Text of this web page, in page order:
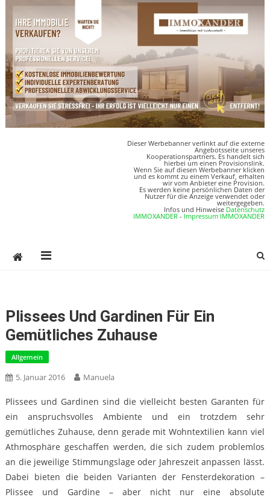
Dieser Werbebanner verlinkt auf die externe
Angebotsseite unseres
Kooperationspartners. Es handelt sich
hierbei um einen Provisionslink.
Wenn Sie auf diesen Werbebanner klicken
und es kommt zu einem Verkauf, erhalten
wir vom Anbieter eine Provision.
Es werden keine persönlichen Daten der
Nutzer für die Anzeige verwendet oder
weitergegeben.
Infos und Hinweise Datenschutz
IMMOXANDER - Impressum IMMOXANDER
Plissees Und Gardinen Für Ein
Gemütliches Zuhause
Allgemein
5. Januar 2016 Manuela
Plissees und Gardinen sind die vielleicht besten Garanten für
ein anspruchsvolles Ambiente und ein trotzdem sehr
gemütliches Zuhause, denn gerade mit Wohntextilien kann viel
Athmosphäre geschaffen werden, die sich zudem problemlos
an die jeweilige Stimmungslage oder Jahreszeit anpassen lässt.
Dabei bieten die beiden Varianten der Fensterdekoration –
Plissee und Gardine – aber nicht nur eine absolute